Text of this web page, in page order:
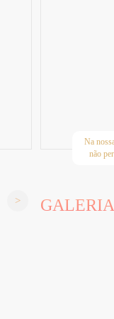
Na
não
GALERIA